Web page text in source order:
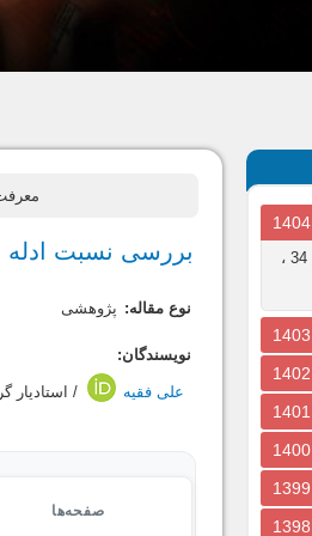
1404
معرفت کلامی 34 ،
1403
1402
1401
1400
1399
1398
معرفت کلامی، سال
بررسی نسبت ادله
نوع مقاله: پژوهشی
نویسندگان:
علی فقیه / استادیار
صفحه‌ها